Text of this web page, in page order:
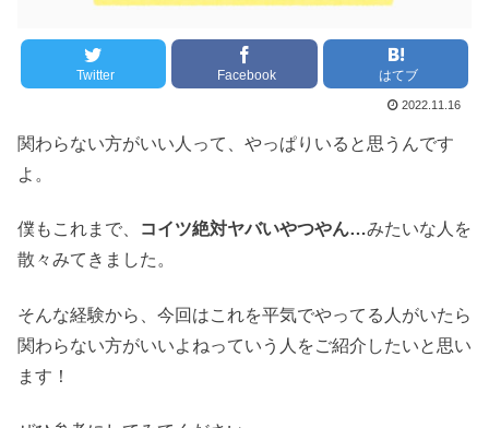
Twitter Facebook はてブ
2022.11.16
関わらない方がいい人って、やっぱりいると思うんです
よ。
僕もこれまで、 コイツ絶対ヤバいやつやん…みたいな人を
散々みてきました。
そんな経験から、今回はこれを平気でやってる人がいたら
関わらない方がいいよねっていう人をご紹介したいと思い
ます！